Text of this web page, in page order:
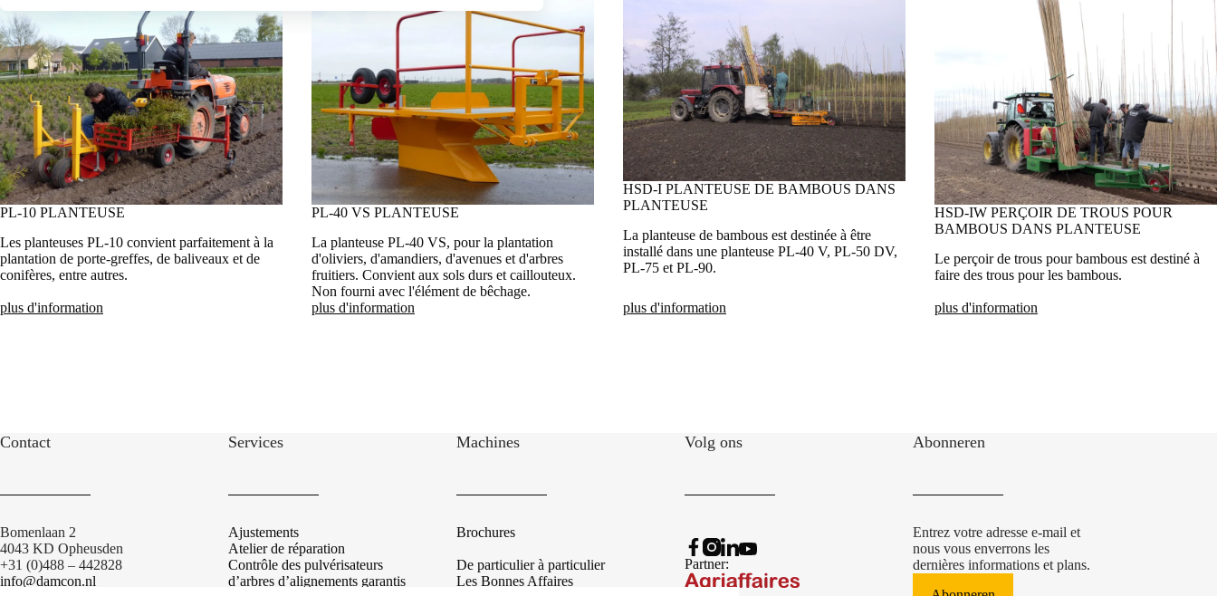
PL-10 PLANTEUSE
Les planteuses PL-10 convient parfaitement à la
plantation de porte-greffes, de baliveaux et de
conifères, entre autres.
plus d'information
PL-40 VS PLANTEUSE
La planteuse PL-40 VS, pour la plantation
d'oliviers, d'amandiers, d'avenues et d'arbres
fruitiers. Convient aux sols durs et caillouteux.
Non fourni avec l'élément de bêchage.
plus d'information
HSD-I PLANTEUSE DE BAMBOUS DANS
PLANTEUSE
La planteuse de bambous est destinée à être
installé dans une planteuse PL-40 V, PL-50 DV,
PL-75 et PL-90.
plus d'information
HSD-IW PERÇOIR DE TROUS POUR
BAMBOUS DANS PLANTEUSE
Le perçoir de trous pour bambous est destiné à
faire des trous pour les bambous.
plus d'information
Contact
Bomenlaan 2
4043 KD Opheusden
+31 (0)488 – 442828
info@damcon.nl
Services
Ajustements
Atelier de réparation
Contrôle des pulvérisateurs
d’arbres d’alignements garantis
Machines
Brochures
De particulier à particulier
Les Bonnes Affaires
Volg ons
Partner:
Abonneren
Entrez votre adresse e-mail et
nous vous enverrons les
dernières informations et plans.